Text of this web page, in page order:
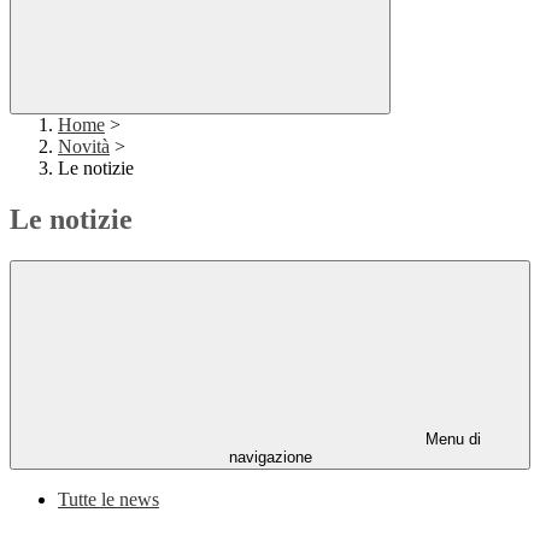
Home >
Novità >
Le notizie
Le notizie
Menu di
navigazione
Tutte le news